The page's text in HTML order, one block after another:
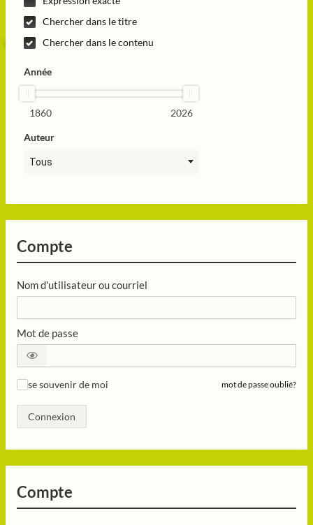
Chercher dans le titre
Chercher dans le contenu
Année
1860 2026
Auteur
Tous
Compte
Nom d'utilisateur ou courriel
Mot de passe
se souvenir de moi mot de passe oublié?
Connexion
Compte